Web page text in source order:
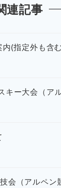
連記事
内(指定外も含
ー大会（ア
会（アルペン